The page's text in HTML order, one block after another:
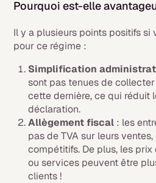
Pourquoi est-elle
Il y a plusieurs points positifs si
pour ce régime :
Simplification
sont pas tenues de
cette dernière, ce qui réduit
déclaration.
Allègement fiscal : les
pas de TVA sur leurs
compétitifs. De plus, les
ou services peuvent être
clients !